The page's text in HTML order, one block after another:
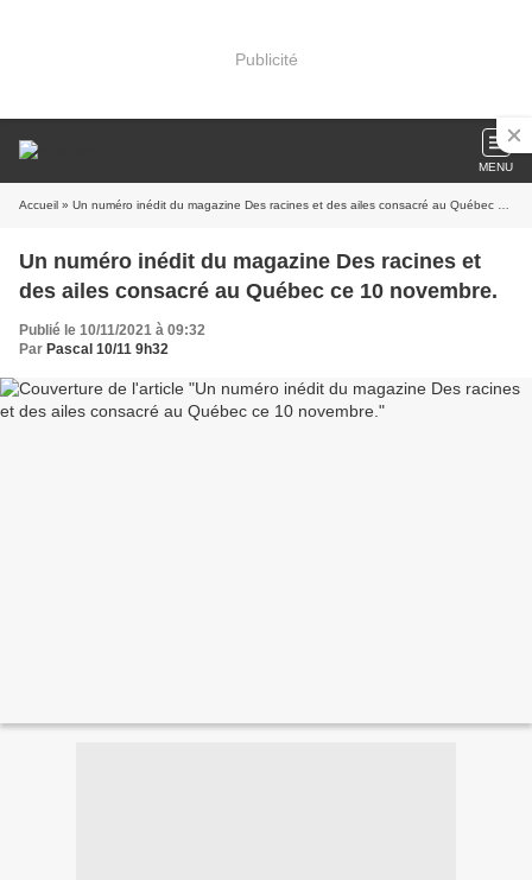
Publicité
MENU
Accueil » Un numéro inédit du magazine Des racines et des ailes consacré au Québec ce 10 novembre.
Un numéro inédit du magazine Des racines et
des ailes consacré au Québec ce 10 novembre.
Publié le 10/11/2021 à 09:32
Par Pascal 10/11 9h32